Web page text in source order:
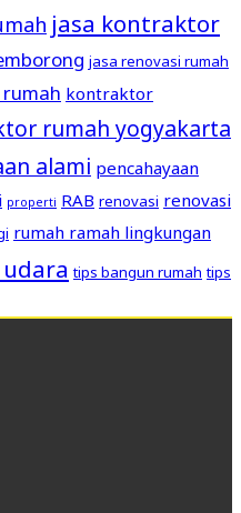
jasa kontraktor
jasa renovasi rumah
kontraktor
rumah yogyakarta
alami pencahayaan
properti RAB renovasi renovasi
rumah ramah lingkungan
tips bangun rumah tips